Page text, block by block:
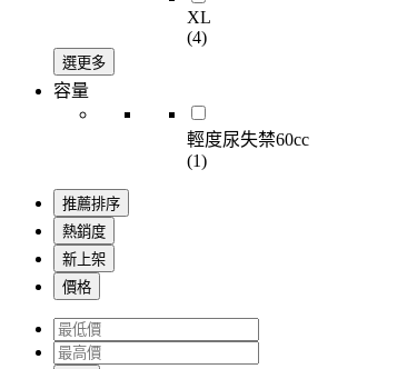
XL
(4)
選更多
容量
輕度尿失禁60cc
(1)
推薦排序
熱銷度
新上架
價格